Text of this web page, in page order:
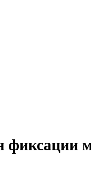
фиксации